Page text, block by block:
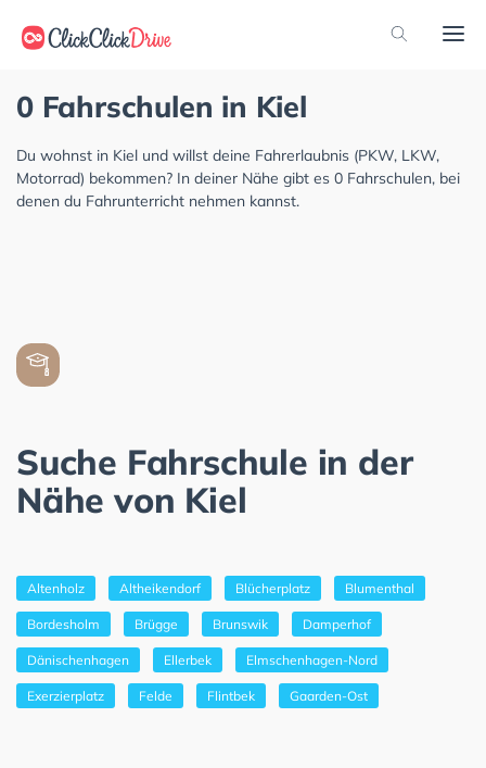
0 Fahrschulen in Kiel
Du wohnst in Kiel und willst deine Fahrerlaubnis (PKW, LKW,
Motorrad) bekommen? In deiner Nähe gibt es 0 Fahrschulen, bei
denen du Fahrunterricht nehmen kannst.
Suche Fahrschule in der
Nähe von Kiel
Altenholz Altheikendorf Blücherplatz Blumenthal
Bordesholm Brügge Brunswik Damperhof
Dänischenhagen Ellerbek Elmschenhagen-Nord
Exerzierplatz Felde Flintbek Gaarden-Ost